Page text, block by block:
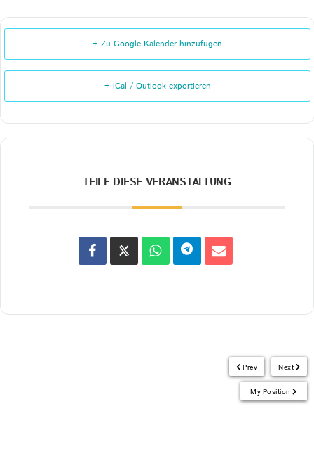
+ Zu Google Kalender hinzufügen
+ iCal / Outlook exportieren
TEILE DIESE VERANSTALTUNG
Next
Prev
My Position